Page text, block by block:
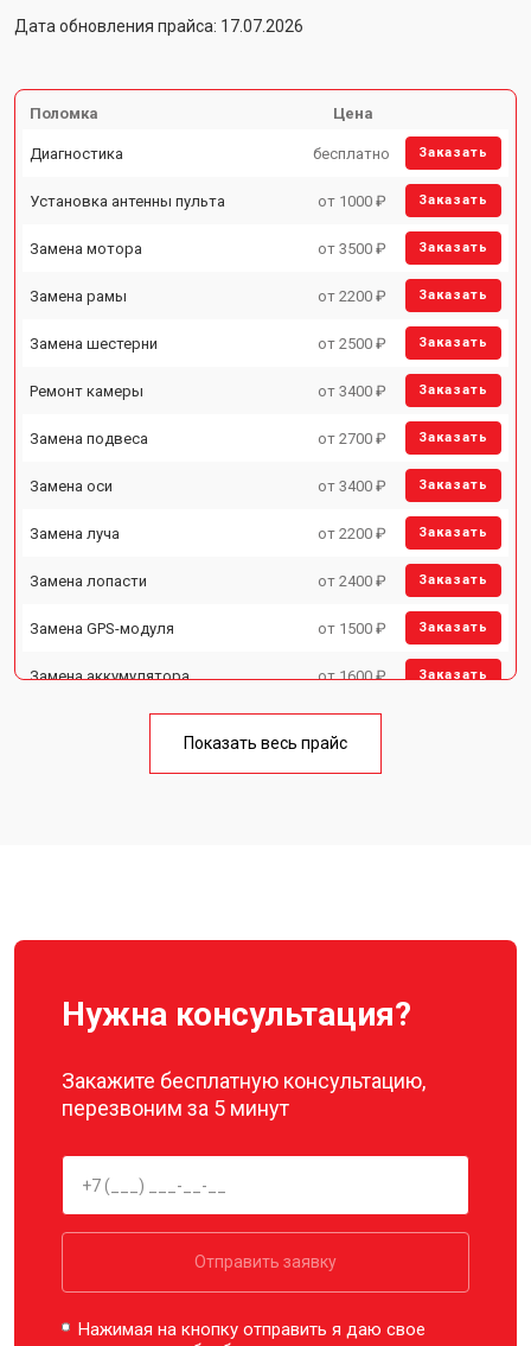
Дата обновления прайса: 17.07.2026
Поломка Цена
Диагностика бесплатно Заказать
Установка антенны пульта от 1000 ₽ Заказать
Замена мотора от 3500 ₽ Заказать
Замена рамы от 2200 ₽ Заказать
Замена шестерни от 2500 ₽ Заказать
Ремонт камеры от 3400 ₽ Заказать
Замена подвеса от 2700 ₽ Заказать
Замена оси от 3400 ₽ Заказать
Замена луча от 2200 ₽ Заказать
Замена лопасти от 2400 ₽ Заказать
Замена GPS-модуля от 1500 ₽ Заказать
Замена аккумулятора от 1600 ₽ Заказать
от 1800 ₽
Показать весь прайс
Нужна консультация?
Закажите бесплатную консультацию,
перезвоним за 5 минут
Отправить заявку
Нажимая на кнопку отправить я даю свое